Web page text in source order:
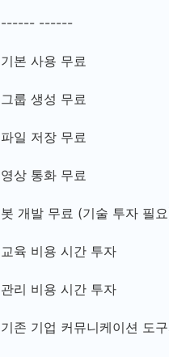
------ ------
기본 사용 무료
그룹 생성 무료
파일 저장 무료
영상 통화 무료
봇 개발 무료 (기술 투자 필
교육 비용 시간 투자
관리 비용 시간 투자
기존 기업 커뮤니케이션 도